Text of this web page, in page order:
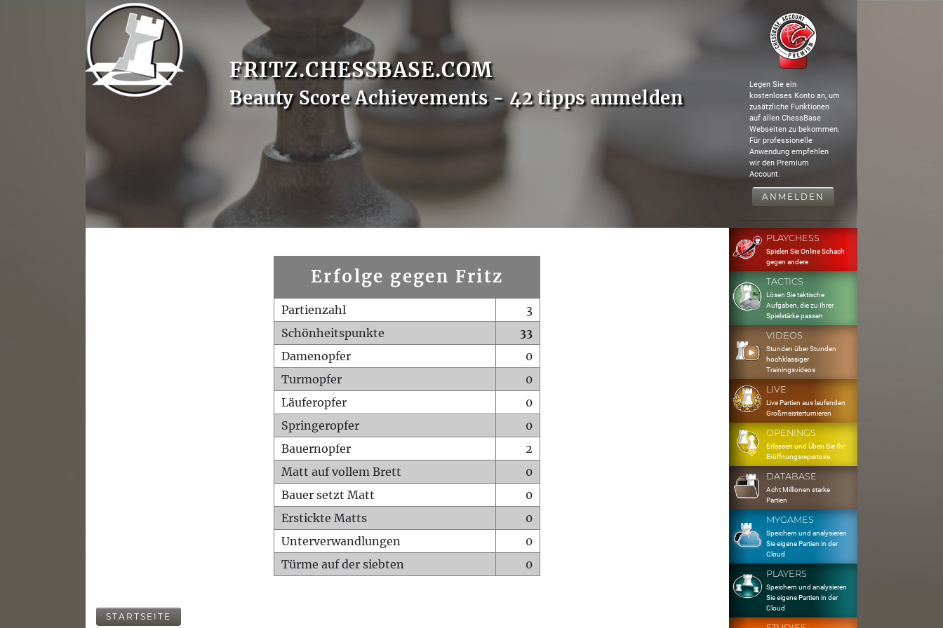
FRITZ.CHESSBASE.COM
Beauty Score Achievements - 42 tipps anmelden
Legen Sie ein
kostenloses Konto an, um
zusätzliche Funktionen
auf allen ChessBase
Webseiten zu bekommen.
Für professionelle
Anwendung empfehlen
wir den Premium
Account.
ANMELDEN
Erfolge gegen Fritz
Partienzahl
3
Schönheitspunkte
33
Damenopfer
0
Turmopfer
0
Läuferopfer
0
Springeropfer
0
Bauernopfer
2
Matt auf vollem Brett
0
Bauer setzt Matt
0
Erstickte Matts
0
Unterverwandlungen
0
Türme auf der siebten
0
STARTSEITE
PLAYCHESS
Spielen Sie Online Schach
gegen andere
TACTICS
Lösen Sie taktische
Aufgaben, die zu Ihrer
Spielstärke passen
VIDEOS
Stunden über Stunden
hochklassiger
Trainingsvideos
LIVE
Live Partien aus laufenden
Großmeisterturnieren
OPENINGS
Erfassen und Üben Sie Ihr
Eröffnungsrepertoire
DATABASE
Acht Millionen starke
Partien
MYGAMES
Speichern und analysieren
Sie eigene Partien in der
Cloud
PLAYERS
Speichern und analysieren
Sie eigene Partien in der
Cloud